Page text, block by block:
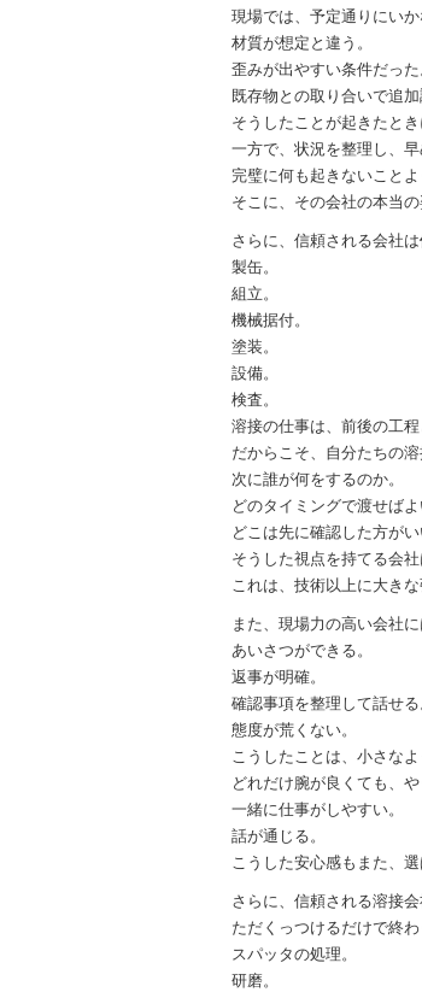
現場では、予定通りにいか
材質が想定と違う。
歪みが出やすい条件だった
既存物との取り合いで追加
そうしたことが起きたと
一方で、状況を整理し、
完璧に何も起きないこと
そこに、その会社の本当
さらに、信頼される会社は
製缶。
組立。
機械据付。
塗装。
設備。
検査。
溶接の仕事は、前後の工
だからこそ、自分たちの
次に誰が何をするのか。
どのタイミングで渡せばよ
どこは先に確認した方がい
そうした視点を持てる会
これは、技術以上に大き
また、現場力の高い会社に
あいさつができる。
返事が明確。
確認事項を整理して話せる
態度が荒くない。
こうしたことは、小さな
どれだけ腕が良くても、
一緒に仕事がしやすい。
話が通じる。
こうした安心感もまた、
さらに、信頼される溶接会
ただくっつけるだけで終わ
スパッタの処理。
研磨。